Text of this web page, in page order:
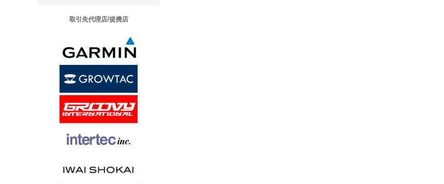
取引先代理店/提携店